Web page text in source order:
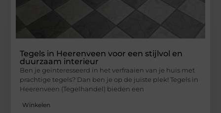
Tegels in Heerenveen voor een stijlvol en
duurzaam interieur
Ben je geïnteresseerd in het verfraaien van je huis met
prachtige tegels? Dan ben je op de juiste plek! Tegels in
Heerenveen (Tegelhandel) bieden een
Winkelen